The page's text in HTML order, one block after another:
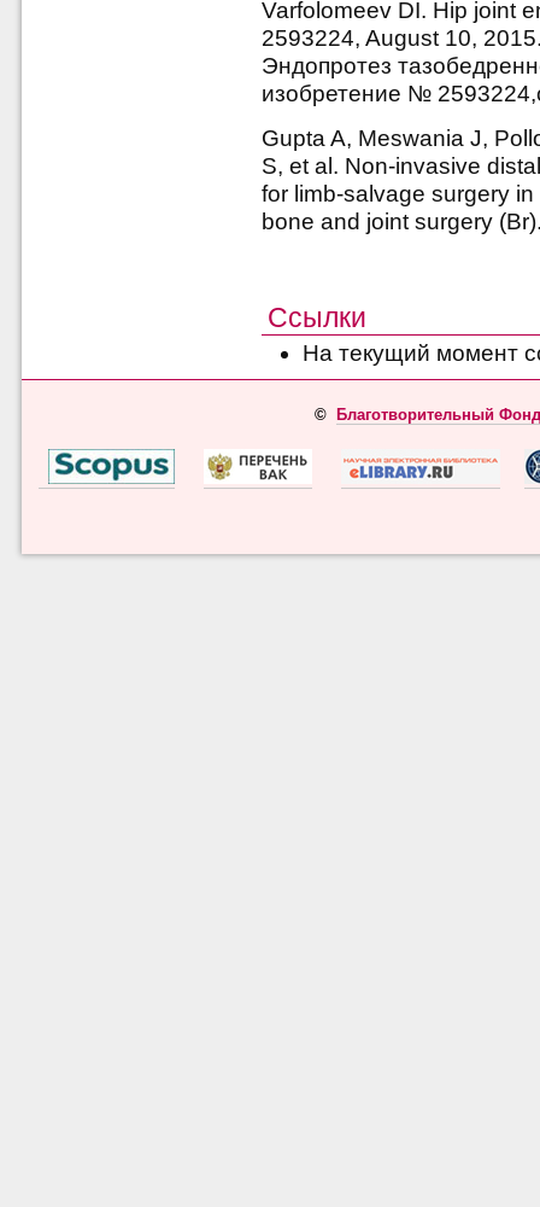
Varfolomeev DI. Hip joint
2593224, August 10,
Эндопротез
изобретение №
Gupta A, Meswania J,
S, et al. Non-invasive
for limb-salvage surgery
bone and joint surgery
Ссылки
На текущий момент
© Благотворительный